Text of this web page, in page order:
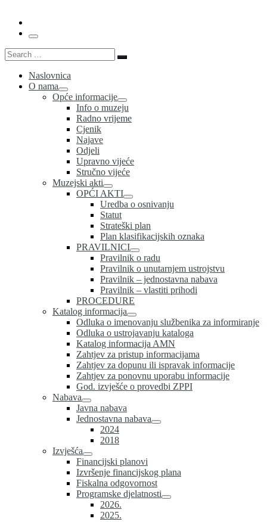
Menu
Search
Search
Naslovnica
O nama
Opće informacije
Info o muzeju
Radno vrijeme
Cjenik
Najave
Odjeli
Upravno vijeće
Stručno vijeće
Muzejski akti
OPĆI AKTI
Uredba o osnivanju
Statut
Strateški plan
Plan klasifikacijskih oznaka
PRAVILNICI
Pravilnik o radu
Pravilnik o unutarnjem ustrojstvu
Pravilnik – jednostavna nabava
Pravilnik – vlastiti prihodi
PROCEDURE
Katalog informacija
Odluka o imenovanju službenika za informiranje
Odluka o ustrojavanju kataloga
Katalog informacija AMN
Zahtjev za pristup informacijama
Zahtjev za dopunu ili ispravak informacije
Zahtjev za ponovnu uporabu informacije
God. izvješće o provedbi ZPPI
Nabava
Javna nabava
Jednostavna nabava
2024
2018
Izvješća
Financijski planovi
Izvršenje financijskog plana
Fiskalna odgovornost
Programske djelatnosti
2026.
2025.